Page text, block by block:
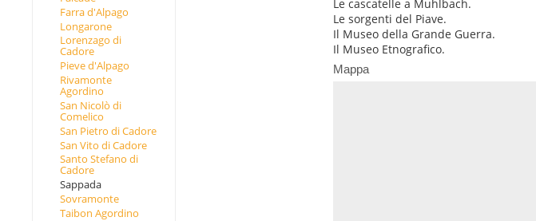
Farra d'Alpago
Longarone
Lorenzago di
Cadore
Pieve d'Alpago
Rivamonte
Agordino
San Nicolò di
Comelico
San Pietro di Cadore
San Vito di Cadore
Santo Stefano di
Cadore
Sappada
Sovramonte
Taibon Agordino
Le cascatelle a Muhlbach.
Le sorgenti del Piave.
Il Museo della Grande Guerra.
Il Museo Etnografico.
Mappa